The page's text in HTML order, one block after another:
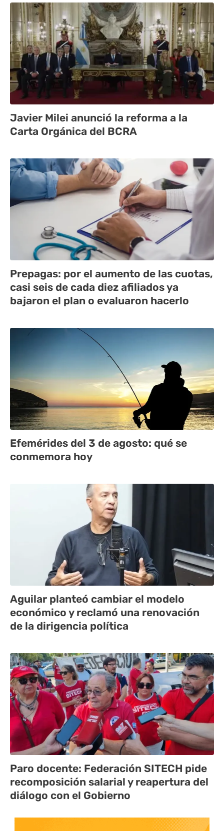
Javier Milei anunció la reforma a la
Carta Orgánica del BCRA
Prepagas: por el aumento de las cuotas,
casi seis de cada diez afiliados ya
bajaron el plan o evaluaron hacerlo
Efemérides del 3 de agosto: qué se
conmemora hoy
Aguilar planteó cambiar el modelo
económico y reclamó una renovación
de la dirigencia política
Paro docente: Federación SITECH pide
recomposición salarial y reapertura del
diálogo con el Gobierno